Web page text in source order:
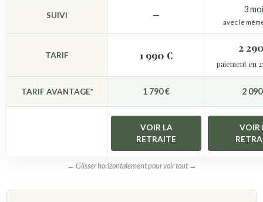
SUIVI —
3
avec le
TARIF 1 990 €
2
paiement en
TARIF AVANTAGE* 1 790 € 2
VOIR LA
RETRAITE
VOIR
← Glisser horizontalement pour voir tout →